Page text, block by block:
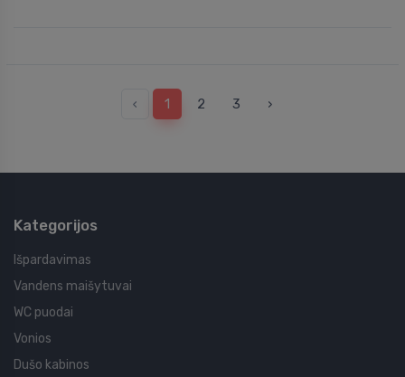
‹ 1 2 3 ›
Kategorijos
Išpardavimas
Vandens maišytuvai
WC puodai
Vonios
Dušo kabinos